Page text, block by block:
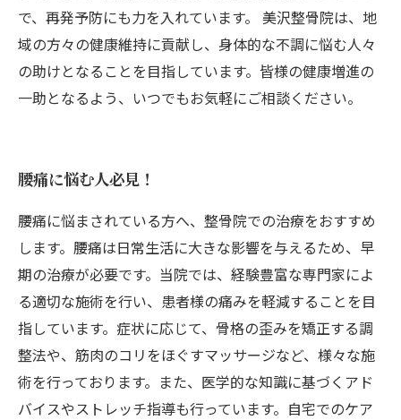
で、再発予防にも力を入れています。 美沢整骨院は、地
域の方々の健康維持に貢献し、身体的な不調に悩む人々
の助けとなることを目指しています。皆様の健康増進の
一助となるよう、いつでもお気軽にご相談ください。
腰痛に悩む人必見！
腰痛に悩まされている方へ、整骨院での治療をおすすめ
します。腰痛は日常生活に大きな影響を与えるため、早
期の治療が必要です。当院では、経験豊富な専門家によ
る適切な施術を行い、患者様の痛みを軽減することを目
指しています。症状に応じて、骨格の歪みを矯正する調
整法や、筋肉のコリをほぐすマッサージなど、様々な施
術を行っております。また、医学的な知識に基づくアド
バイスやストレッチ指導も行っています。自宅でのケア